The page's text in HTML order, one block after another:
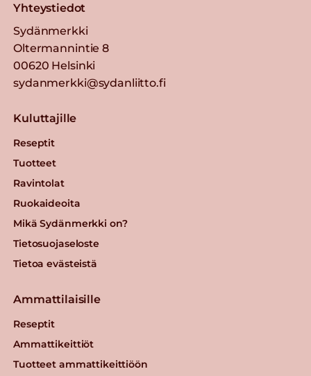
Yhteystiedot
Sydänmerkki
Oltermannintie 8
00620 Helsinki
sydanmerkki@sydanliitto.fi
Kuluttajille
Reseptit
Tuotteet
Ravintolat
Ruokaideoita
Mikä Sydänmerkki on?
Tietosuojaseloste
Tietoa evästeistä
Ammattilaisille
Reseptit
Ammattikeittiöt
Tuotteet ammattikeittiöön